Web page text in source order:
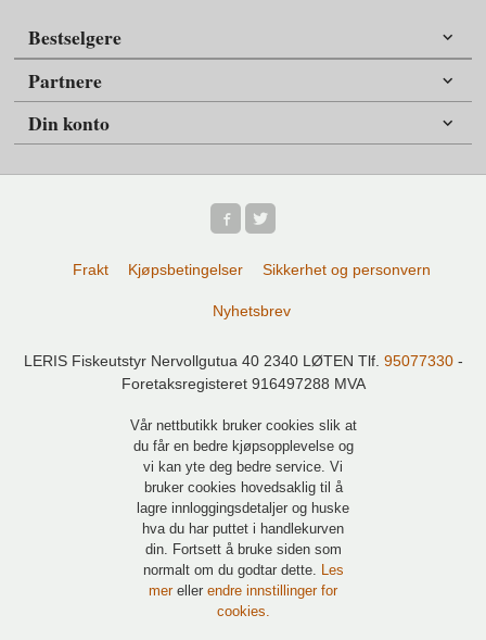
Bestselgere
Partnere
Din konto
Frakt Kjøpsbetingelser Sikkerhet og personvern
Nyhetsbrev
LERIS Fiskeutstyr Nervollgutua 40 2340 LØTEN Tlf. 95077330-
Foretaksregisteret 916497288 MVA
Vår nettbutikk bruker cookies slik at
du får en bedre kjøpsopplevelse og
vi kan yte deg bedre service. Vi
bruker cookies hovedsaklig til å
lagre innloggingsdetaljer og huske
hva du har puttet i handlekurven
din. Fortsett å bruke siden som
normalt om du godtar dette.
Les
mer eller endre innstillinger for
cookies.